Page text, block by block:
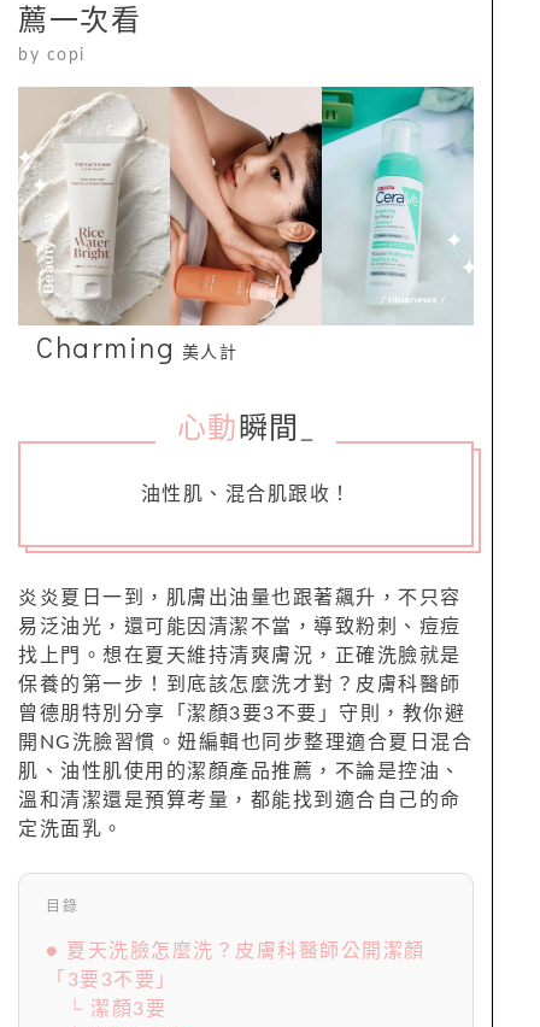
薦一次看
by copi
Charming 美人計
心動 瞬間
油性肌、混合肌跟收！
炎炎夏日一到，肌膚出油量也跟著飆升，不只容
易泛油光，還可能因清潔不當，導致粉刺、痘痘
找上門。想在夏天維持清爽膚況，正確洗臉就是
保養的第一步！到底該怎麼洗才對？皮膚科醫師
曾德朋特別分享「潔顏3要3不要」守則，教你避
開NG洗臉習慣。妞編輯也同步整理適合夏日混合
肌、油性肌使用的潔顏產品推薦，不論是控油、
溫和清潔還是預算考量，都能找到適合自己的命
定洗面乳。
目錄
● 夏天洗臉怎麼洗？皮膚科醫師公開潔顏
「3要3不要」
└ 潔顏3要